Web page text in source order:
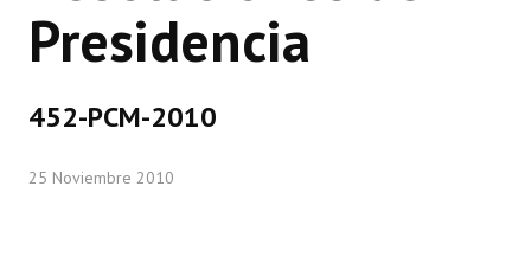
Bloques Políticos
Comisiones Permanentes
Comisiones Especiales
Presidencia
452-PCM-2010
25 Noviembre 2010